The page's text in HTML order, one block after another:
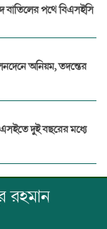
বাতিলের পথে বিএসইসি
অনিয়ম, তদন্তের
দুই বছরের মধ্যে
রহমান